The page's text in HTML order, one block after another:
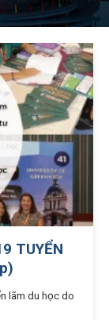
TUYỂN
lãm du học do